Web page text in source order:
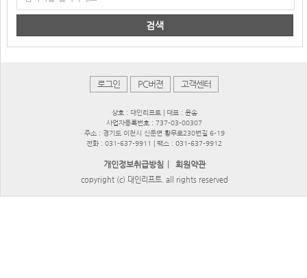
검색
로그인 PC버젼 고객센터
상호 : 대인리프트 | 대표 : 윤송
사업자등록번호 : 737-03-00307
주소 : 경기도 이천시 신둔면 황무로230번길 6-19
전화 : 031-637-9911 | 팩스 : 031-637-9912
개인정보취급방침 회원약관
copyright (c) 대인리프트. all rights reserved